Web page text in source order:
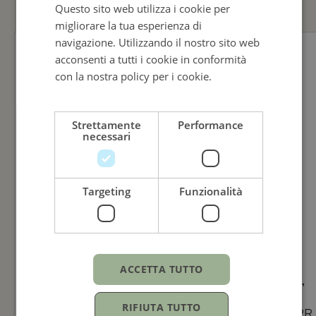
TISSOT
ITALIAN
Questo sito web utilizza i cookie per
migliorare la tua esperienza di
navigazione. Utilizzando il nostro sito web
acconsenti a tutti i cookie in conformità
con la nostra policy per i cookie.
Strettamente
necessari
Performance
Targeting Funzionalità
ACCETTA TUTTO
RIFIUTA TUTTO